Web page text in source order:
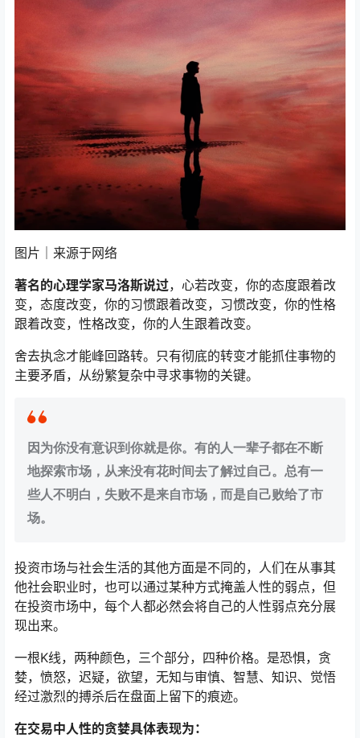
图片｜来源于网络
著名的心理学家马洛斯说过，心若改变，你的态度跟着改
变，态度改变，你的习惯跟着改变，习惯改变，你的性格
跟着改变，性格改变，你的人生跟着改变。
舍去执念才能峰回路转。只有彻底的转变才能抓住事物的
主要矛盾，从纷繁复杂中寻求事物的关键。
因为你没有意识到你就是你。有的人一辈子都在不断
地探索市场，从来没有花时间去了解过自己。总有一
些人不明白，失败不是来自市场，而是自己败给了市
场。
投资市场与社会生活的其他方面是不同的，人们在从事其
他社会职业时，也可以通过某种方式掩盖人性的弱点，但
在投资市场中，每个人都必然会将自己的人性弱点充分展
现出来。
一根K线，两种颜色，三个部分，四种价格。是恐惧，贪
婪，愤怒，迟疑，欲望，无知与审慎、智慧、知识、觉悟
经过激烈的搏杀后在盘面上留下的痕迹。
在交易中人性的贪婪具体表现为：